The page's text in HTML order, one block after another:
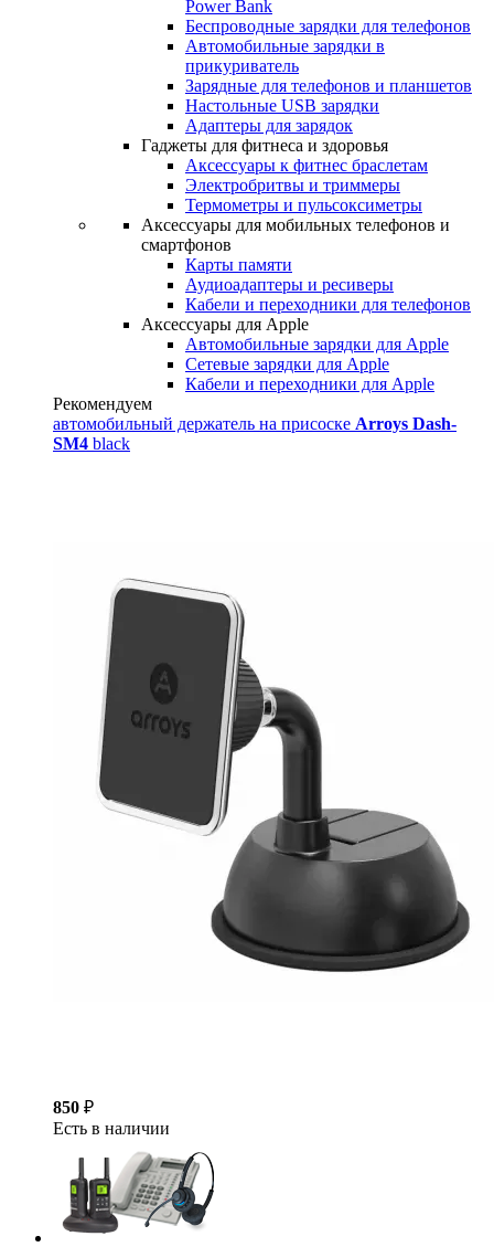
Power Bank
Беспроводные зарядки для телефонов
Автомобильные зарядки в
прикуриватель
Зарядные для телефонов и планшетов
Настольные USB зарядки
Адаптеры для зарядок
Гаджеты для фитнеса и здоровья
Аксессуары к фитнес браслетам
Электробритвы и триммеры
Термометры и пульсоксиметры
Аксессуары для мобильных телефонов и
смартфонов
Карты памяти
Аудиоадаптеры и ресиверы
Кабели и переходники для телефонов
Аксессуары для Apple
Автомобильные зарядки для Apple
Сетевые зарядки для Apple
Кабели и переходники для Apple
Рекомендуем
автомобильный держатель на присоске Arroys Dash-
SM4 black
850 ₽
Есть в наличии